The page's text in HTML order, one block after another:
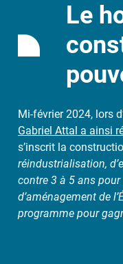
Le
Mi-février 2024, lors
Gabriel Attal a ainsi
s’inscrit la
réindustrialisation,
contre 3 à 5 ans
d’aménagement de
programme pour